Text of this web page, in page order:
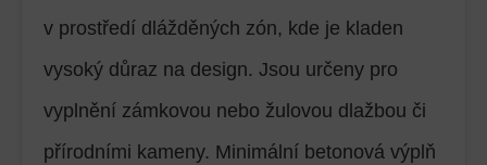
v prostředí dlážděných zón, kde je kladen
vysoký důraz na design. Jsou určeny pro
vyplnění zámkovou nebo žulovou dlažbou či
přírodními kameny. Minimální betonová výplň